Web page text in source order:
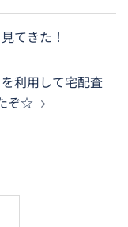
てきた！
利用して宅配査
ぞ☆